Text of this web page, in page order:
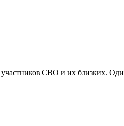
СВО и их близких.